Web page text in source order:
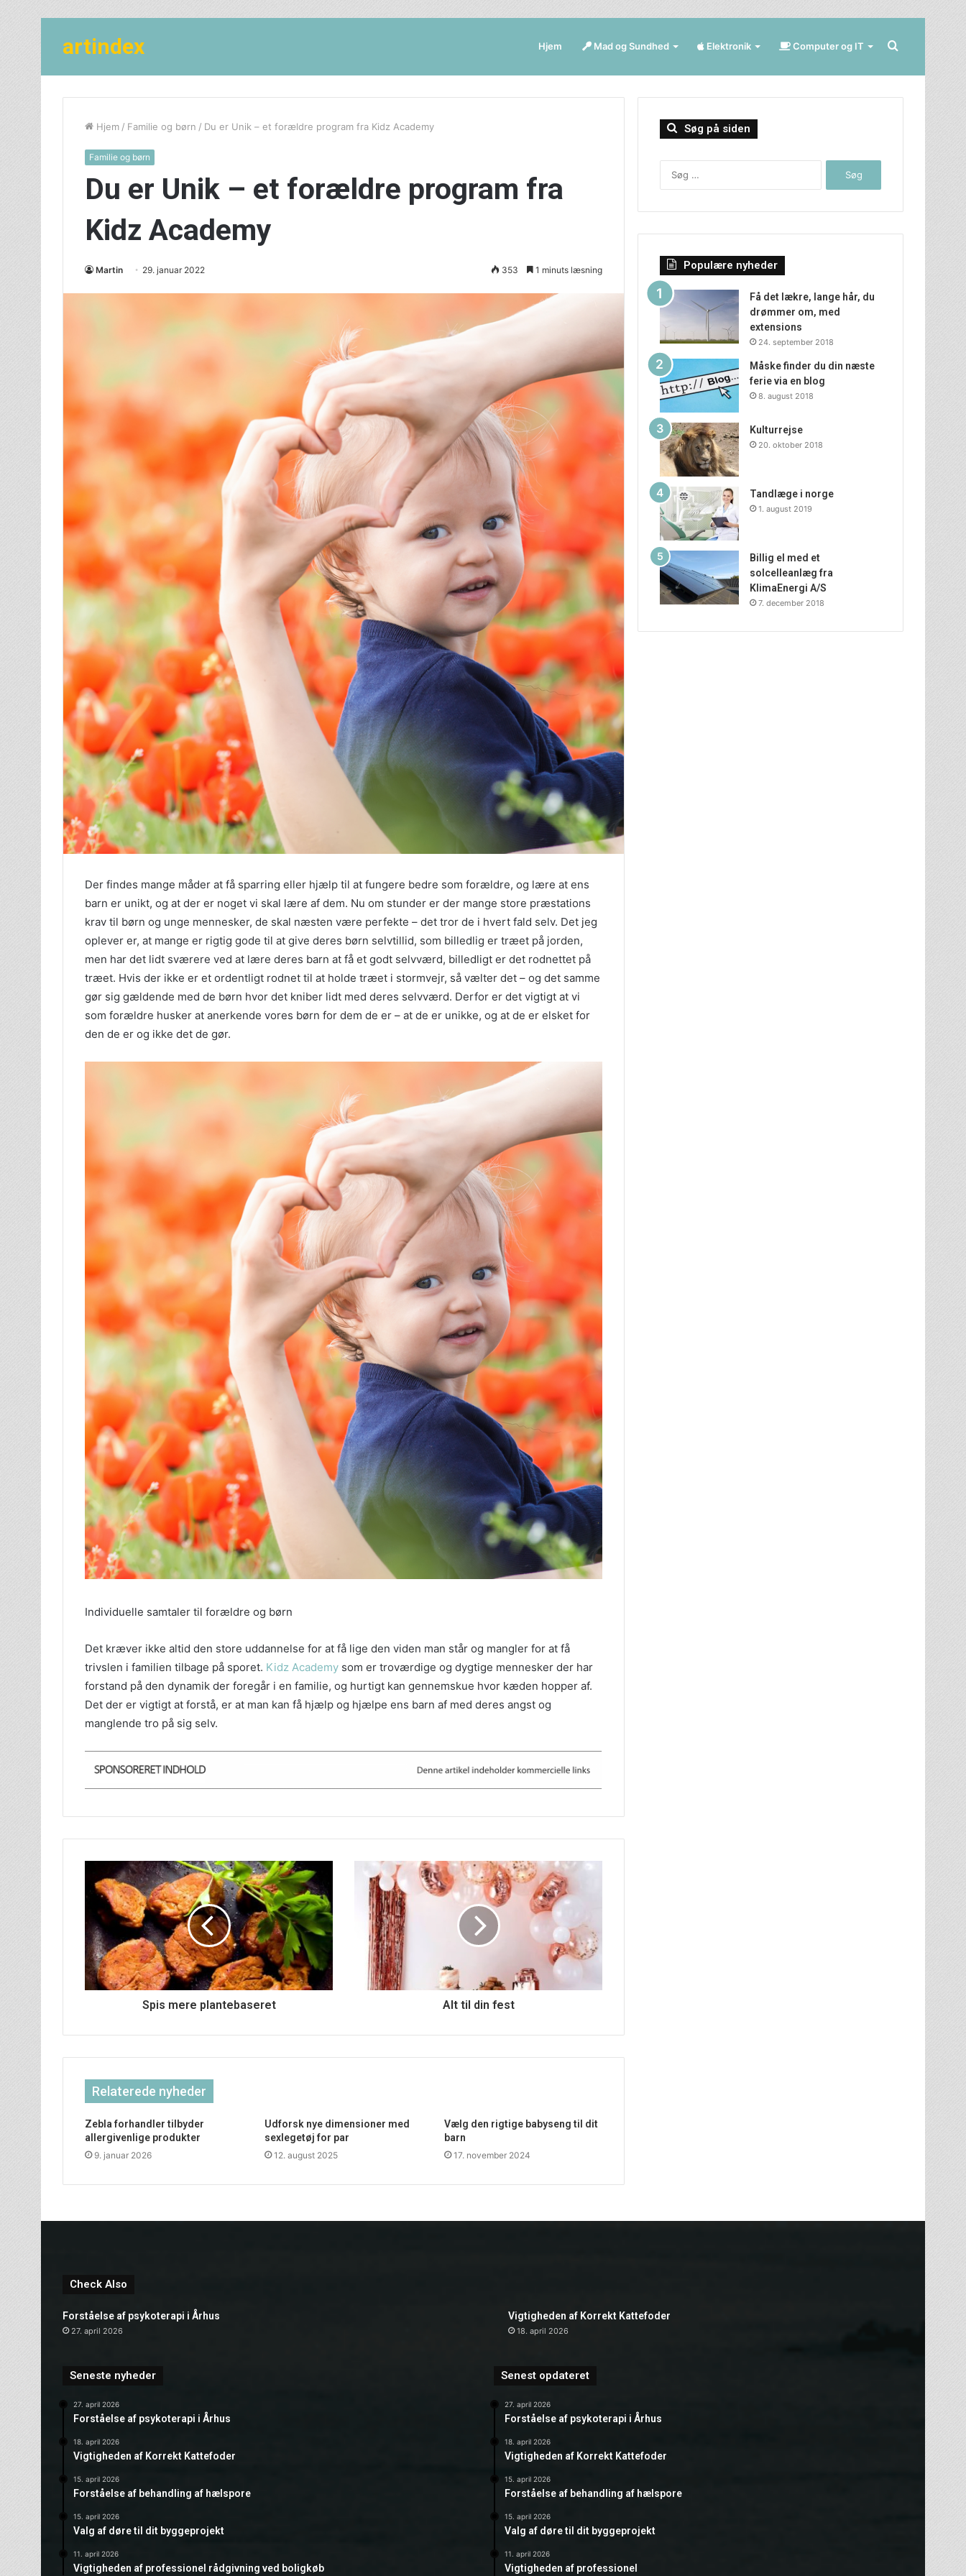
artindex Hjem Mad og Sundhed Elektronik Computer og IT Søg
efter
Hjem / Familie og børn / Du er Unik – et forældre program fra Kidz Academy
Familie og børn
Du er Unik – et forældre program fra
Kidz Academy
Martin 29. januar 2022 353 1 minuts læsning
Der findes mange måder at få sparring eller hjælp til at fungere bedre som forældre, og lære at ens
barn er unikt, og at der er noget vi skal lære af dem. Nu om stunder er der mange store præstations
krav til børn og unge mennesker, de skal næsten være perfekte – det tror de i hvert fald selv. Det jeg
oplever er, at mange er rigtig gode til at give deres børn selvtillid, som billedlig er træet på jorden,
men har det lidt sværere ved at lære deres barn at få et godt selvværd, billedligt er det rodnettet på
træet. Hvis der ikke er et ordentligt rodnet til at holde træet i stormvejr, så vælter det – og det samme
gør sig gældende med de børn hvor det kniber lidt med deres selvværd. Derfor er det vigtigt at vi
som forældre husker at anerkende vores børn for dem de er – at de er unikke, og at de er elsket for
den de er og ikke det de gør.
Individuelle samtaler til forældre og børn
Det kræver ikke altid den store uddannelse for at få lige den viden man står og mangler for at få
trivslen i familien tilbage på sporet. Kidz Academy som er troværdige og dygtige mennesker der har
forstand på den dynamik der foregår i en familie, og hurtigt kan gennemskue hvor kæden hopper af.
Det der er vigtigt at forstå, er at man kan få hjælp og hjælpe ens barn af med deres angst og
manglende tro på sig selv.
Spis mere plantebaseret Alt til din fest
Relaterede nyheder
Zebla forhandler tilbyder
allergivenlige produkter
9. januar 2026
Udforsk nye dimensioner med
sexlegetøj for par
12. august 2025
Vælg den rigtige babyseng til dit
barn
17. november 2024
Søg på siden
Populære nyheder
Få det lækre, lange hår, du
drømmer om, med
extensions
24. september 2018
Måske finder du din næste
ferie via en blog
8. august 2018
Kulturrejse
20. oktober 2018
Tandlæge i norge
1. august 2019
Billig el med et
solcelleanlæg fra
KlimaEnergi A/S
7. december 2018
Check Also
Forståelse af psykoterapi i Århus
27. april 2026
Vigtigheden af Korrekt Kattefoder
18. april 2026
Seneste nyheder
27. april 2026
Forståelse af psykoterapi i Århus
18. april 2026
Vigtigheden af Korrekt Kattefoder
15. april 2026
Forståelse af behandling af hælspore
15. april 2026
Valg af døre til dit byggeprojekt
11. april 2026
Vigtigheden af professionel rådgivning ved boligkøb
Senest opdateret
27. april 2026
Forståelse af psykoterapi i Århus
18. april 2026
Vigtigheden af Korrekt Kattefoder
15. april 2026
Forståelse af behandling af hælspore
15. april 2026
Valg af døre til dit byggeprojekt
11. april 2026
Vigtigheden af professionel